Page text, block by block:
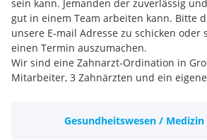
sein kann. Jemanden der zuverlässig
gut in einem Team arbeiten kann. Bitte
unsere E-mail Adresse zu schicken oder
einen Termin auszumachen.
Wir sind eine Zahnarzt-Ordination in
Mitarbeiter, 3 Zahnärzten und ein
implantologische Eingriffe gemacht
Gesundheitswesen / Medizin